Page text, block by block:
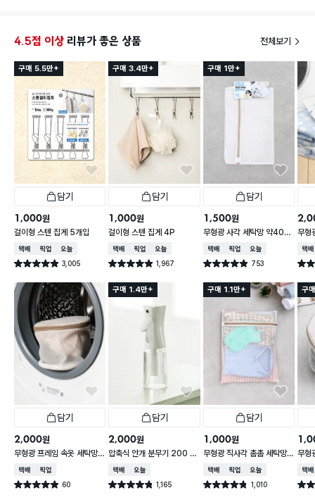
4.5점 이상 리뷰가 좋은 상품 전체보기
구매 5.5만+
담기
1,000원
걸이형 스텐 집게 5개입
택배배송매장픽업오늘배송
별점 4.9점 3,005
건 작성
구매 3.4만+
담기
1,000원
걸이형 스텐 집게 4P
택배배송매장픽업오늘배송
별점 4.9점 1,967
건 작성
구매 1만+
담기
1,500원
무형광 사각 세탁망 약40X
50cm
택배배송매장픽업오늘배송
별점 4.9점 753
건 작성
무형
택배
별점
담기
2,000원
무형광 프레임 속옷 세탁망 1
6 X 16 X 15 cm
택배배송매장픽업
별점 4.9점 60
건 작성
구매 1.4만+
담기
2,000원
압축식 안개 분무기 200 m
택배배송오늘배송
별점 4.8점 1,165
건 작성
구매 1.1만+
담기
1,000원
무형광 직사각 촘촘 세탁망
40X50 cm
택배배송매장픽업오늘배송
별점 4.8점 1,010
건 작성
구
무형
택배
별점